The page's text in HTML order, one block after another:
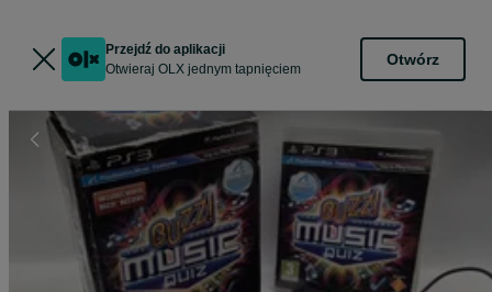
Przejdź do aplikacji
Otwieraj OLX jednym tapnięciem
Otwórz